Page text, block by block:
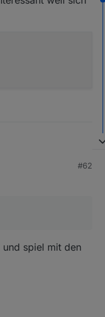
geschlossen
#62
spiel mit den